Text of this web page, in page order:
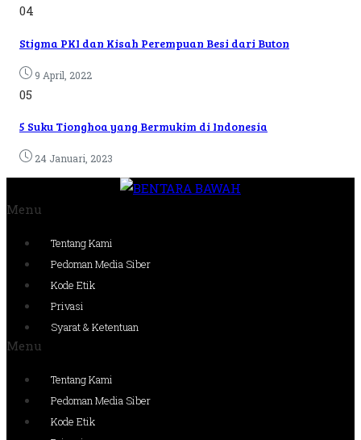
04
Stigma PKI dan Kisah Perempuan Besi dari Buton
9 April, 2022
05
5 Suku Tionghoa yang Bermukim di Indonesia
24 Januari, 2023
Menu
Tentang Kami
Pedoman Media Siber
Kode Etik
Privasi
Syarat & Ketentuan
Menu
Tentang Kami
Pedoman Media Siber
Kode Etik